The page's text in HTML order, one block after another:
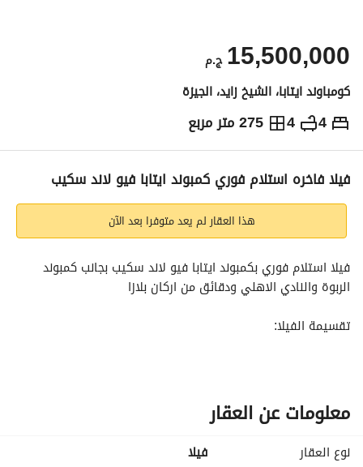
ج.م 15,500,000
كومباوند ايتابا، الشيخ زايد، الجيزة
4
4 275 متر مربع ج.م15,500,000
التفاصيل الاتجاهات والمؤشرات رهن عقاري
فيلا فاخره استلام فوري كمبوند ايتابا فيو لاند سكيب
هذا العقار لم يعد متوفرا بعد الآن
الربوة والنادي الاهلي ودقائق من اركان بلازا
تقسيمة الفيلا:
ريسبشن
تراس
معلومات عن العقار
نوع العقار
فیلا